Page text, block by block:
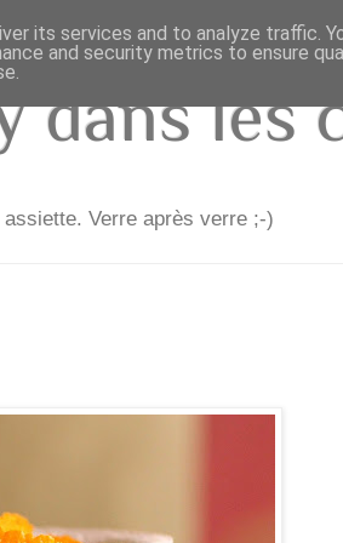
dans les
Verre après verre ;-)
its services and to analyze traffic.
and security metrics to ensure